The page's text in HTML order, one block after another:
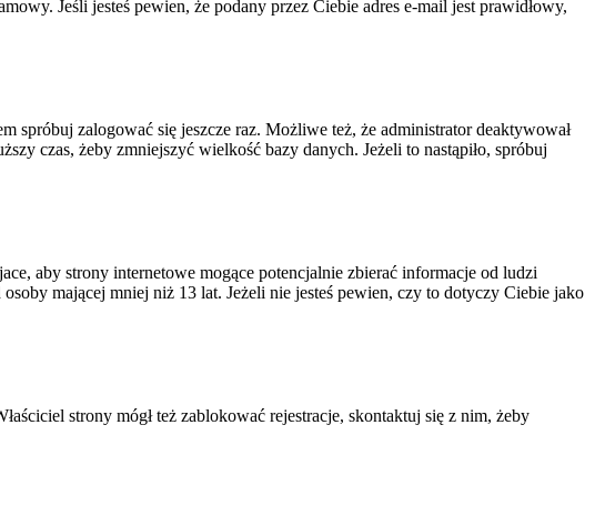
Jeśli jesteś pewien, że podany przez Ciebie adres e-mail jest prawidłowy,
spróbuj zalogować się jeszcze raz. Możliwe też, że administrator deaktywował
czas, żeby zmniejszyć wielkość bazy danych. Jeżeli to nastąpiło, spróbuj
aby strony internetowe mogące potencjalnie zbierać informacje od ludzi
mającej mniej niż 13 lat. Jeżeli nie jesteś pewien, czy to dotyczy Ciebie jako
strony mógł też zablokować rejestracje, skontaktuj się z nim, żeby